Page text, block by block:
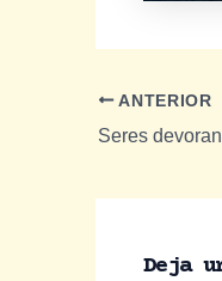
Navegación
de
ANTERIOR
Seres
Deja